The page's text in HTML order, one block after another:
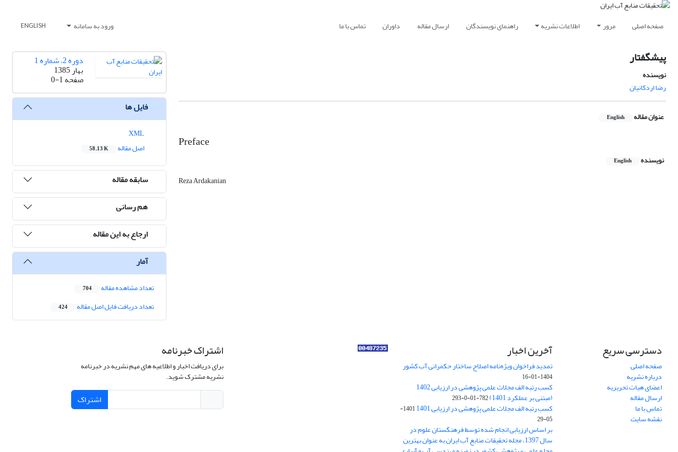
صفحه اصلی مرور اطلاعات نشریه راهنمای نویسندگان ارسال مقاله داوران تماس با ما ورود به سامانه ENGLISH
پیشگفتار
نویسنده
رضا اردکانیان
عنوان مقاله English
Preface
نویسنده English
Reza Ardakanian
دوره 2، شماره 1
بهار 1385
صفحه0-1
فایل ها
اصل مقاله
58.13 K
سابقه مقاله
هم رسانی
ارجاع به این مقاله
آمار
تعداد مشاهده مقاله 704
تعداد دریافت فایل اصل مقاله 424
دسترسی سریع
صفحه اصلی
درباره نشریه
اعضای هیات تحریریه
ارسال مقاله
تماس با ما
نقشه سایت
آخرین اخبار
تمدید فراخوان ویژه‌نامه اصلاح ساختار حکمرانی آب کشور
1404-01-16
کسب رتبه الف مجلات علمی پژوهشی در ارزیابی 1402
(مبتنی بر عملکرد 1401) 782-01-0-293
کسب رتبه الف مجلات علمی پژوهشی در ارزیابی 1401
1401-
05-29
بر اساس ارزیابی انجام شده توسط فرهنگستان علوم در
سال 1397، مجله تحقیقات منابع آب ایران به عنوان بهترین
اشتراک خبرنامه
برای دریافت اخبار و اطلاعیه های مهم نشریه در خبرنامه
نشریه مشترک شوید.
اشتراک